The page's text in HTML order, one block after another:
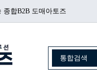
종합B2B 도매아토즈